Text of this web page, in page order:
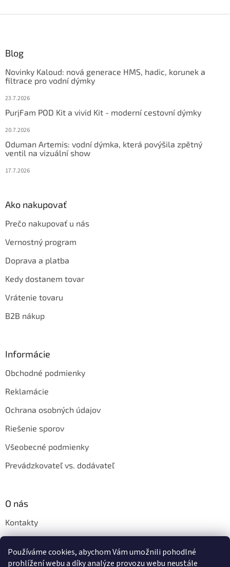
Používáme cookies, abychom Vám umožnili pohodlné
prohlížení webu a díky analýze provozu webu neustále
Blog
Novinky Kaloud: nová generace HMS, hadic, korunek a
filtrace pro vodní dýmky
23.7.2026
PurjFam POD Kit a vivid Kit - moderní cestovní dýmky
20.7.2026
Oduman Artemis: vodní dýmka, která povýšila zpětný
ventil na vizuální show
17.7.2026
Ako nakupovať
Prečo nakupovať u nás
Vernostný program
Doprava a platba
Kedy dostanem tovar
Vrátenie tovaru
B2B nákup
Informácie
Obchodné podmienky
Reklamácie
Ochrana osobných údajov
Riešenie sporov
Všeobecné podmienky
Prevádzkovateľ vs. dodávateľ
O nás
Kontakty
Napíšte nám